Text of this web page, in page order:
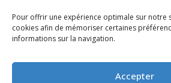
Pour offrir une expérience optimale sur notre
cookies afin de mémoriser certaines
informations sur la navigation.
Accepter
Accueil
Votre canton
Lire et voir
Agir